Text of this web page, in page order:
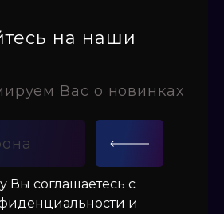
на наши
Вас о новинках
Вы соглашаетесь с
и